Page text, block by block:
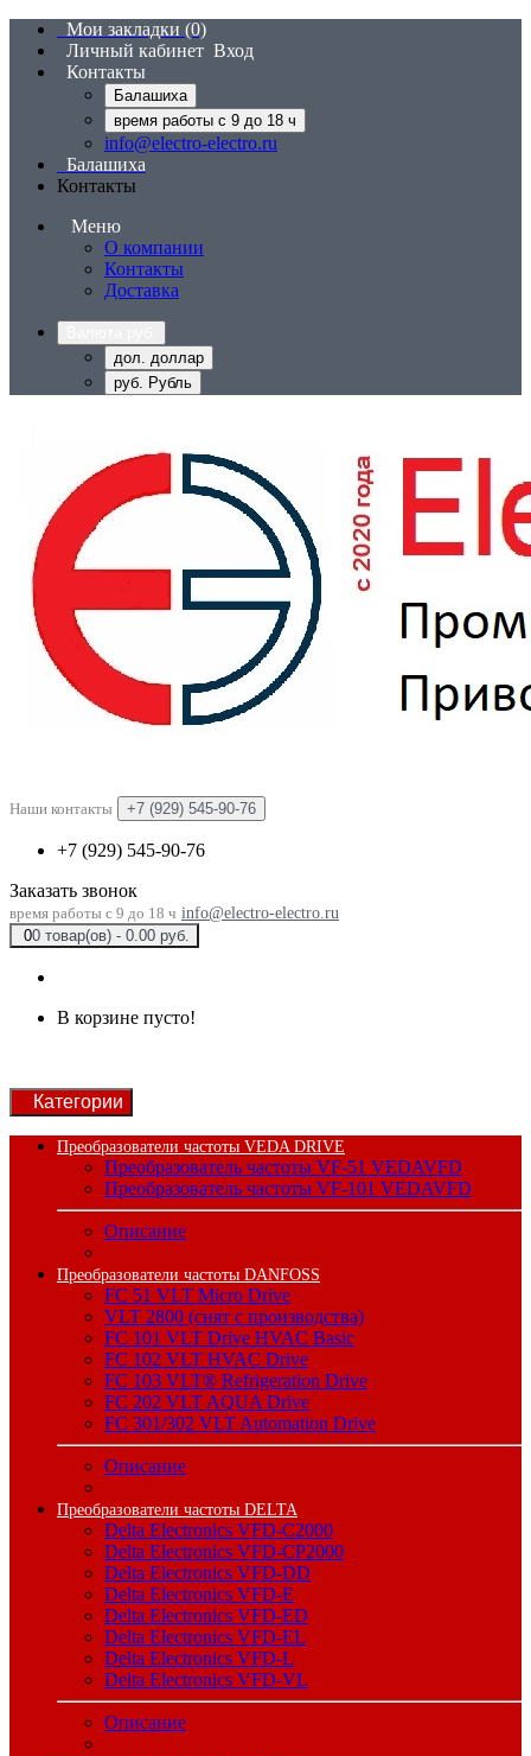
Мои закладки (0)
Личный кабинет Вход
Контакты
Балашиха
время работы с 9 до 18 ч
info@electro-electro.ru
Балашиха
Контакты
Меню
О компании
Контакты
Доставка
дол. доллар
руб. Рубль
Наши контакты +7 (929) 545-90-76
+7 (929) 545-90-76
Заказать звонок
время работы с 9 до 18 ч info@electro-electro.ru
00 товар(ов) - 0.00 руб.
В корзине пусто!
Категории
Преобразователи частоты VEDA DRIVE
Преобразователь частоты VF-51 VEDAVFD
Преобразователь частоты VF-101 VEDAVFD
Описание
Преобразователи частоты DANFOSS
FC 51 VLT Micro Drive
VLT 2800 (снят с производства)
FC 101 VLT Drive HVAC Basic
FC 102 VLT HVAC Drive
FC 103 VLT® Refrigeration Drive
FC 202 VLT AQUA Drive
FC 301/302 VLT Automation Drive
Описание
Преобразователи частоты DELTA
Delta Electronics VFD-C2000
Delta Electronics VFD-CP2000
Delta Electronics VFD-DD
Delta Electronics VFD-E
Delta Electronics VFD-ED
Delta Electronics VFD-EL
Delta Electronics VFD-L
Delta Electronics VFD-VL
Описание